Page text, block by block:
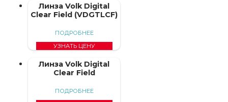
Линза Volk Digital
Clear Field (VDGTLCF)
ПОДРОБНЕЕ
УЗНАТЬ ЦЕНУ
Линза Volk Digital
Clear Field
ПОДРОБНЕЕ